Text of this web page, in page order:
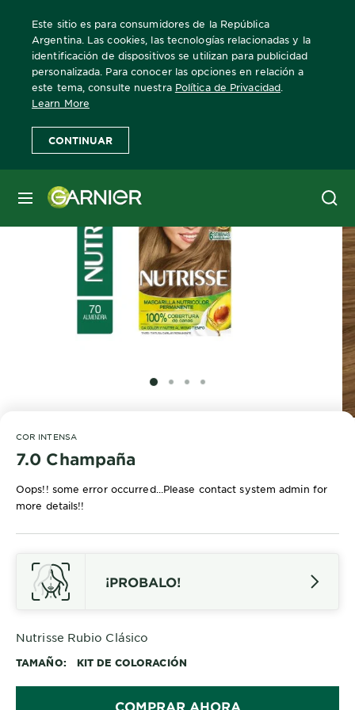
Este sitio es para consumidores de la República
Argentina. Las cookies, las tecnologías relacionadas y la
identificación de dispositivos se utilizan para publicidad
personalizada. Para conocer las opciones en relación a
este tema, consulte nuestra Política de Privacidad
Learn More
CONTINUAR
MENÚ
Home Nutrisse Ultra Cobertura Más Información
SLIDE 1
SLIDE 2
SLIDE 3
SLIDE 4
COR INTENSA
7.0 Champaña
Oops!! some error occurred...Please contact system admin for
more details!!
¡PROBALO!
Nutrisse Rubio Clásico
TAMAÑO KIT DE COLORACIÓN
COMPRAR AHORA